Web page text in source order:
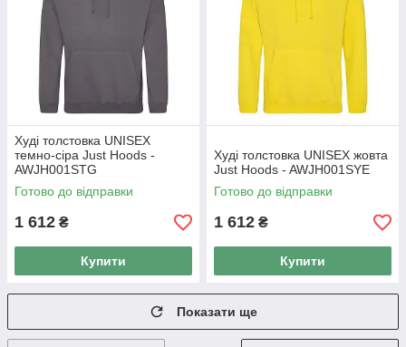
Худі толстовка UNISEX
темно-сіра Just Hoods -
AWJH001STG
Готово до відправки
1 612 ₴
Купити
Худі толстовка UNISEX жовта
Just Hoods - AWJH001SYE
Готово до відправки
1 612 ₴
Купити
Показати ще